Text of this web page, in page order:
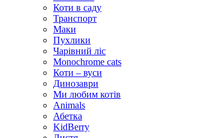
Коти в саду
Транспорт
Маки
Пухлики
Чарівний ліс
Monochrome cats
Коти – вуси
Динозаври
Ми любим котів
Animals
Абетка
KidBerry